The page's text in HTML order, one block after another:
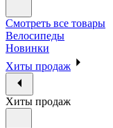
Смотреть все товары
Велосипеды
Новинки
Хиты продаж
Хиты продаж